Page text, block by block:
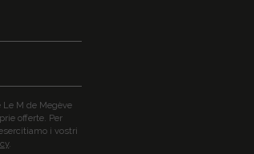
M de Megève
offerte. Per
i vostri
.